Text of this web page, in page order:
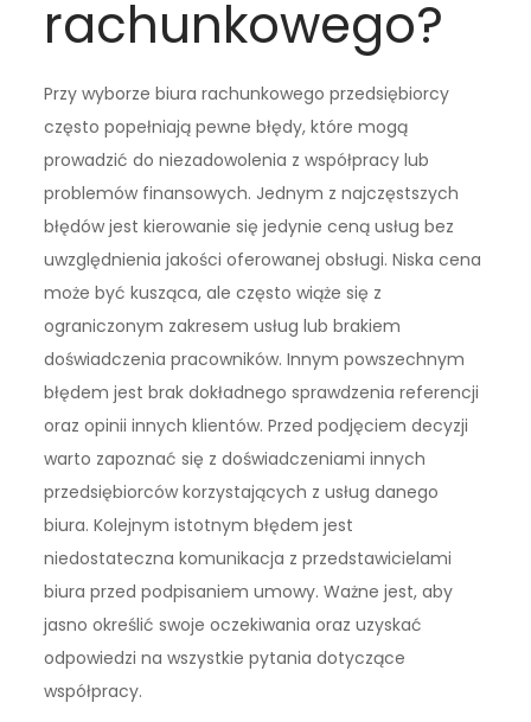
rachunkowego?
Przy wyborze biura rachunkowego przedsiębiorcy
często popełniają pewne błędy, które mogą
prowadzić do niezadowolenia z współpracy lub
problemów finansowych. Jednym z najczęstszych
błędów jest kierowanie się jedynie ceną usług bez
uwzględnienia jakości oferowanej obsługi. Niska cena
może być kusząca, ale często wiąże się z
ograniczonym zakresem usług lub brakiem
doświadczenia pracowników. Innym powszechnym
błędem jest brak dokładnego sprawdzenia referencji
oraz opinii innych klientów. Przed podjęciem decyzji
warto zapoznać się z doświadczeniami innych
przedsiębiorców korzystających z usług danego
biura. Kolejnym istotnym błędem jest
niedostateczna komunikacja z przedstawicielami
biura przed podpisaniem umowy. Ważne jest, aby
jasno określić swoje oczekiwania oraz uzyskać
odpowiedzi na wszystkie pytania dotyczące
współpracy.